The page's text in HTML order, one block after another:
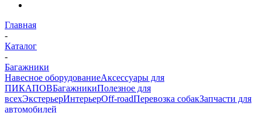
Главная
-
Каталог
-
Багажники
Навесное оборудованиеАксессуары для
ПИКАПОВБагажникиПолезное для
всехЭкстерьерИнтерьерOff-roadПеревозка собакЗапчасти для
автомобилей